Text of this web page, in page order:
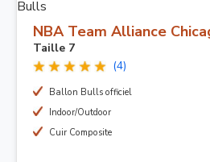
NBA Team Alliance
Taille 7
(4)
Ballon Bulls officiel
Indoor/Outdoor
Cuir Composite